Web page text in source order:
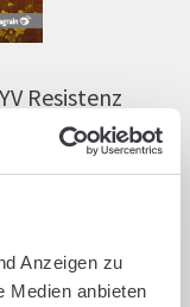
Anzeigen zu
Medien anbieten
Resistenz
und die
Markt